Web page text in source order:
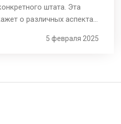
штата. Эта
о различных аспектах
доходов в разных
5 февраля 2025